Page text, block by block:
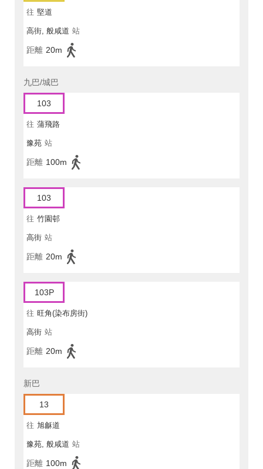
往 堅道
高街, 般咸道 站
距離 20m
九巴/城巴
103
往 蒲飛路
豫苑 站
距離 100m
103
往 竹園邨
高街 站
距離 20m
103P
往 旺角(染布房街)
高街 站
距離 20m
新巴
13
往 旭龢道
豫苑, 般咸道 站
距離 100m